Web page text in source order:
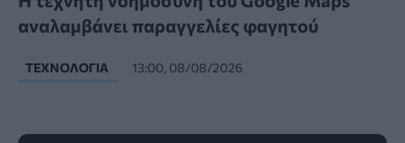
αναλαμβάνει παραγγελίες φαγητού
ΤΕΧΝΟΛΟΓΊΑ 13:00, 08/08/2026